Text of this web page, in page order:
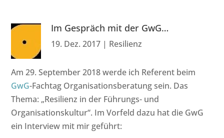
Im Gespräch mit der GwG…
19. Dez. 2017 | Resilienz
Am 29. September 2018 werde ich Referent beim
GwG-Fachtag Organisationsberatung sein. Das
Thema: „Resilienz in der Führungs- und
Organisationskultur“. Im Vorfeld dazu hat die GwG
ein Interview mit mir geführt: